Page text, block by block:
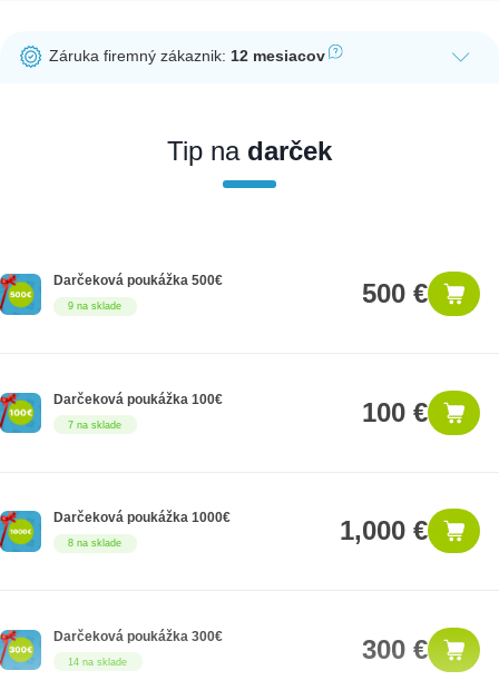
potrebná registrácia zákazníckeho účtu.
Záruka firemný zákaznik:12 mesiacov
nakupovať ako firemný zákazník, musíte sa pred nákupom
registrovať. Registrácia podlieha overeniu.
Tip nadarček
9 na sklade
Darčeková poukážka 500€ 500 €
7 na sklade
Darčeková poukážka 100€ 100 €
8 na sklade
Darčeková poukážka 1000€ 1,000 €
14 na sklade
Darčeková poukážka 300€ 300 €